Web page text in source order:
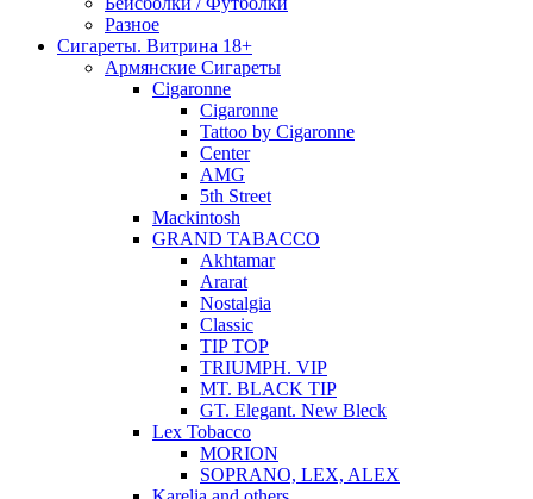
Разное
Сигареты. Витрина 18+
Армянские Сигареты
Cigaronne
Cigaronne
Tattoo by Cigaronne
Center
AMG
5th Street
Mackintosh
GRAND TABACCO
Akhtamar
Ararat
Nostalgia
Classic
TIP TOP
TRIUMPH. VIP
MT. BLACK TIP
GT. Elegant. New Bleck
Lex Tobacco
MORION
SOPRANO, LEX, ALEX